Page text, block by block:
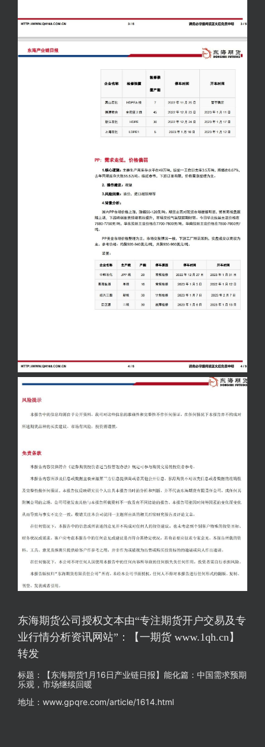
东海期货公司授权文本由“专注期货开户交易及专
业行情分析资讯网站”：【一期货 www.1qh.cn】
转发
标题：【东海期货1月16日产业链日报】能化篇：中国需求预期
乐观，市场继续回暖
地址：www.gpqre.com/article/1614.html